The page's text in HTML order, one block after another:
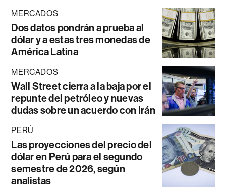
MERCADOS
Dos datos pondrán a prueba al
dólar y a estas tres monedas de
América Latina
MERCADOS
Wall Street cierra a la baja por el
repunte del petróleo y nuevas
dudas sobre un acuerdo con Irán
PERÚ
Las proyecciones del precio del
dólar en Perú para el segundo
semestre de 2026, según
analistas